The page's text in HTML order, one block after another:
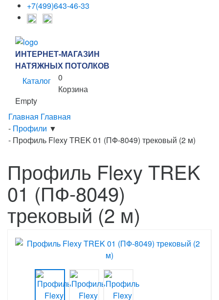
+7(499)643-46-33
ИНТЕРНЕТ-МАГАЗИН
НАТЯЖНЫХ ПОТОЛКОВ
Каталог
0
Корзина
Empty
Главная Главная
- Профили ▼
- Профиль Flexy TREK 01 (ПФ-8049) трековый (2 м)
Профиль Flexy TREK
01 (ПФ-8049)
трековый (2 м)